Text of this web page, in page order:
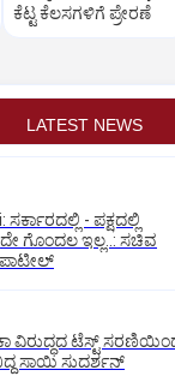
ಕೆಟ್ಟ ಕೆಲಸಗಳಿಗೆ ಪ್ರೇರಣೆ
LATEST NEWS
ಸರ್ಕಾರದಲ್ಲಿ - ಪಕ್ಷದಲ್ಲಿ
ಗೊಂದಲ ಇಲ್ಲ..: ಸಚಿವ
ವಿರುದ್ಧದ ಟೆಸ್ಟ್
ಸಾಯಿ ಸುದರ್ಶನ್